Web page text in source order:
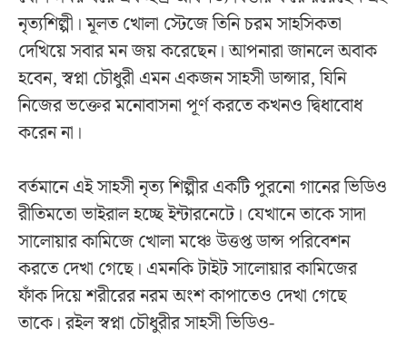
নৃত্যশিল্পী। মূলত খোলা স্টেজে তিনি চরম সাহসিকতা
দেখিয়ে সবার মন জয় করেছেন। আপনারা জানলে অবাক
হবেন, স্বপ্না চৌধুরী এমন একজন সাহসী ডান্সার, যিনি
নিজের ভক্তের মনোবাসনা পূর্ণ করতে কখনও দ্বিধাবোধ
করেন না।
বর্তমানে এই সাহসী নৃত্য শিল্পীর একটি পুরনো গানের ভিডিও
রীতিমতো ভাইরাল হচ্ছে ইন্টারনেটে। যেখানে তাকে সাদা
সালোয়ার কামিজে খোলা মঞ্চে উত্তপ্ত ডান্স পরিবেশন
করতে দেখা গেছে। এমনকি টাইট সালোয়ার কামিজের
ফাঁক দিয়ে শরীরের নরম অংশ কাপাতেও দেখা গেছে
তাকে। রইল স্বপ্না চৌধুরীর সাহসী ভিডিও-